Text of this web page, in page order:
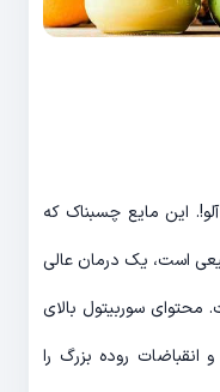
این مایع چسبناک که
است، یک درمان عالی
سوربیتول بالای
روده بزرگ را